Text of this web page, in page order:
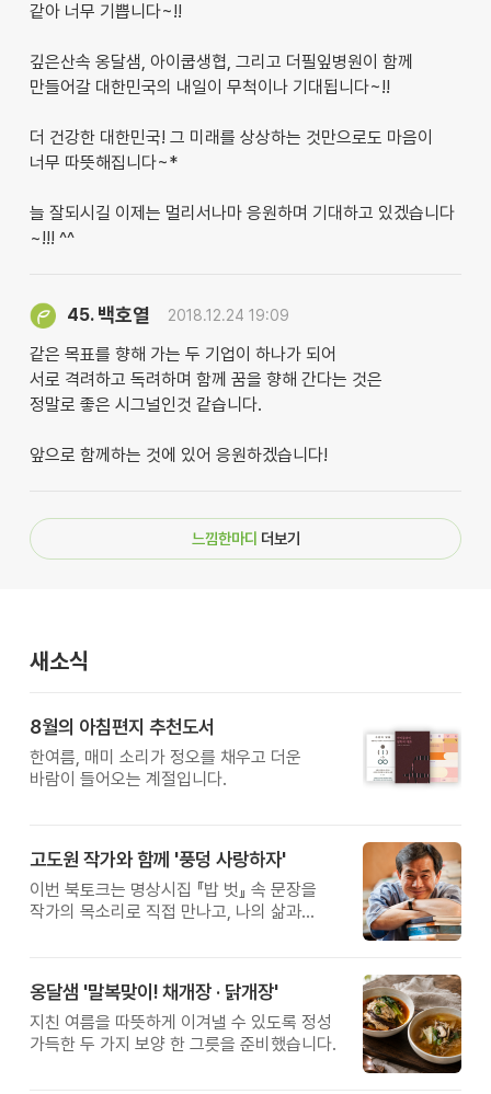
같아 너무 기쁩니다~!!
깊은산속 옹달샘, 아이쿱생협, 그리고 더필잎병원이 함께
만들어갈 대한민국의 내일이 무척이나 기대됩니다~!!
더 건강한 대한민국! 그 미래를 상상하는 것만으로도 마음이
너무 따뜻해집니다~*
늘 잘되시길 이제는 멀리서나마 응원하며 기대하고 있겠습니다
~!!! ^^
45. 백호열 2018.12.24 19:09
같은 목표를 향해 가는 두 기업이 하나가 되어
서로 격려하고 독려하며 함께 꿈을 향해 간다는 것은
정말로 좋은 시그널인것 같습니다.
앞으로 함께하는 것에 있어 응원하겠습니다!
느낌한마디 더보기
새소식
8월의 아침편지 추천도서
한여름, 매미 소리가 정오를 채우고 더운
바람이 들어오는 계절입니다.
고도원 작가와 함께 '풍덩 사랑하자'
이번 북토크는 명상시집 『밥 벗』 속 문장을
작가의 목소리로 직접 만나고, 나의 삶과
옹달샘 '말복맞이! 채개장 · 닭개장'
지친 여름을 따뜻하게 이겨낼 수 있도록 정성
가득한 두 가지 보양 한 그릇을 준비했습니다.